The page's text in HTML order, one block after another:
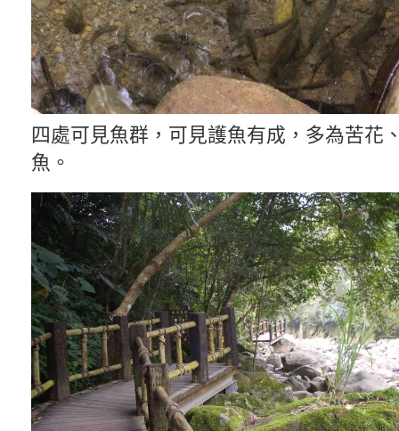
四處可見魚群，可見護魚有成，多為苦花
魚。